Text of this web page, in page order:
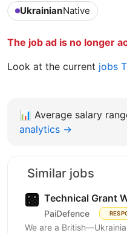
UkrainianNative
The job ad is no longer
Look at the current jobs
📊 Average salary
analytics →
Similar jobs
Technical Grant
PaiDefence
We are a